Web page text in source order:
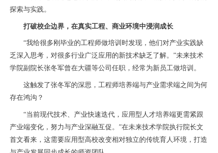
探索与实践。
打破校企边界，在真实工程、商业环境中浸润成长
“我给很多刚毕业的工程师做培训时发现，他们对产业实践缺
乏深入思考，对很多行业广泛应用的新技术缺乏了解。”未来技术
学院副院长张冬军曾在大疆等公司任职，经常为新员工做培训。
这触发了张冬军的深思，工程师培养端与产业需求端之间为何
存在鸿沟？
“当前现代技术、产业快速迭代，应用型人才培养端更需紧跟
产业端变化，努力与产业深融互促。”在未来技术学院执行院长文
首文看来，这需要应用型高校改变相对独立的传统育人环境，打造